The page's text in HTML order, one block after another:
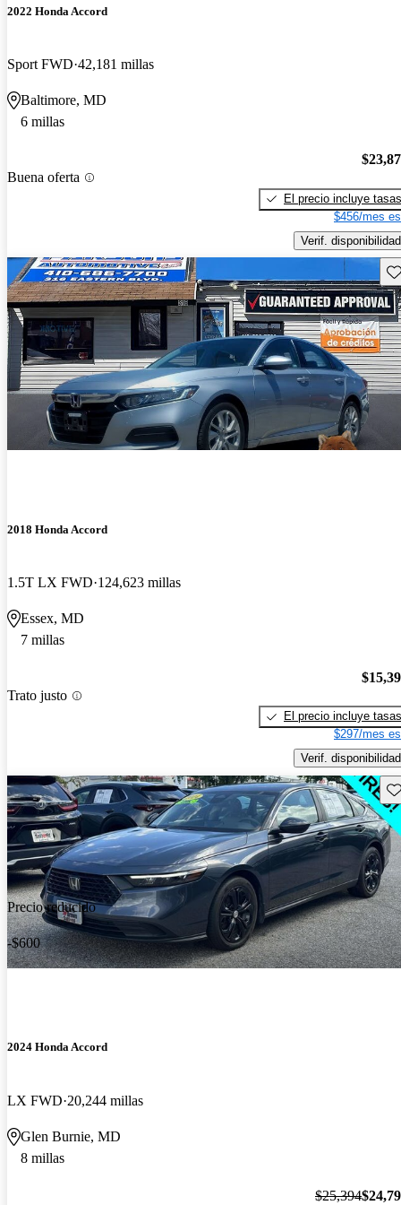
2022 Honda Accord
Sport FWD 42,181 millas
Baltimore, MD
6 millas
Buena oferta
El precio incluye tasas
$456/mes
Verif. disponibilidad
2018 Honda Accord
1.5T LX FWD 124,623 millas
Essex, MD
7 millas
Trato justo
El precio incluye tasas
$297/mes
Verif. disponibilidad
Precio reducido
-$600
2024 Honda Accord
LX FWD 20,244 millas
Glen Burnie, MD
8 millas
$25,394